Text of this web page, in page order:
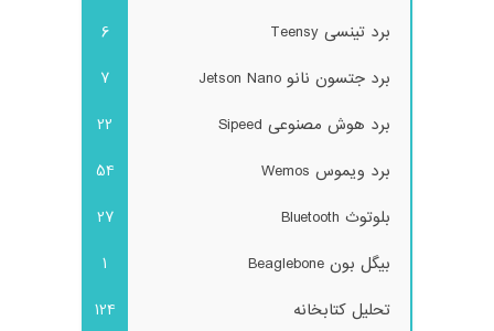
برد تینسی Teensy
6
برد جتسون نانو Jetson Nano
7
برد هوش مصنوعی Sipeed
22
برد ویموس Wemos
54
بلوتوث Bluetooth
27
بیگل بون Beaglebone
1
تحلیل کتابخانه
124